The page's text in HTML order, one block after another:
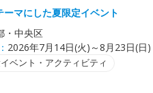
ーマにした夏限定イベント
・中央区
2026年7月14日(火)～8月23日(日)
ベント・アクティビティ